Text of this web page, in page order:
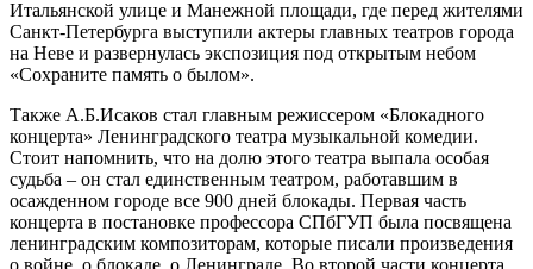
Итальянской улице и Манежной площади, где перед жителями
Санкт-Петербурга выступили актеры главных театров города
на Неве и развернулась экспозиция под открытым небом
«Сохраните память о былом».
Также А.Б.Исаков стал главным режиссером «Блокадного
концерта» Ленинградского театра музыкальной комедии.
Стоит напомнить, что на долю этого театра выпала особая
судьба – он стал единственным театром, работавшим в
осажденном городе все 900 дней блокады. Первая часть
концерта в постановке профессора СПбГУП была посвящена
ленинградским композиторам, которые писали произведения
о войне, о блокаде, о Ленинграде. Во второй части концерта